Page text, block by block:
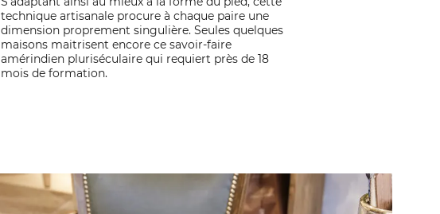
technique artisanale procure à chaque paire une
dimension proprement singulière. Seules quelques
maisons maitrisent encore ce savoir-faire
amérindien pluriséculaire qui requiert près de 18
mois de formation.